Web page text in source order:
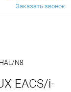
Заказать звонок
N8
EACS/i-